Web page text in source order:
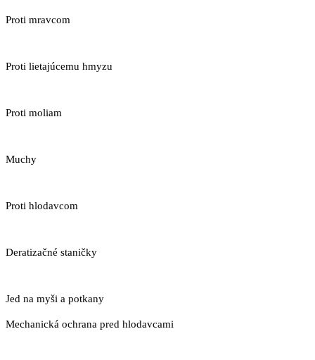
Proti mravcom
Proti lietajúcemu hmyzu
Proti moliam
Muchy
Proti hlodavcom
Deratizačné staničky
Jed na myši a potkany
Mechanická ochrana pred hlodavcami